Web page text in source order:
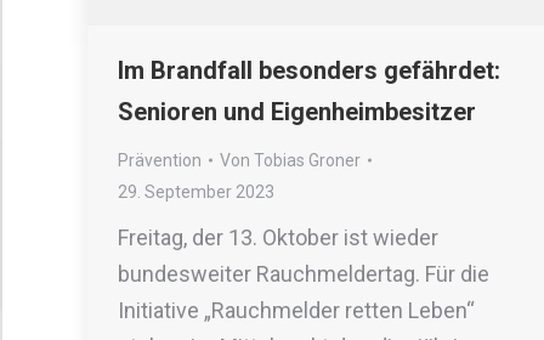
Im Brandfall besonders gefährdet:
Senioren und Eigenheimbesitzer
Prävention Von Tobias Groner
29. September 2023
Freitag, der 13. Oktober ist wieder
bundesweiter Rauchmeldertag. Für die
Initiative „Rauchmelder retten Leben“